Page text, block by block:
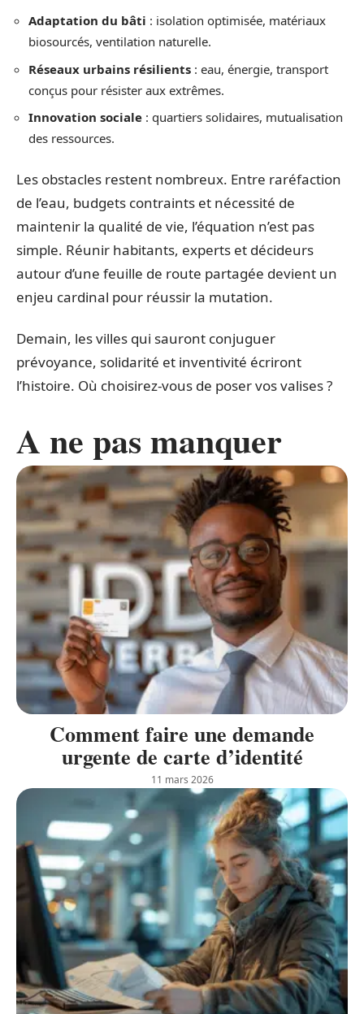
Adaptation du bâti : isolation optimisée, matériaux
biosourcés, ventilation naturelle.
Réseaux urbains résilients : eau, énergie, transport
conçus pour résister aux extrêmes.
Innovation sociale : quartiers solidaires, mutualisation
des ressources.
Les obstacles restent nombreux. Entre raréfaction
de l’eau, budgets contraints et nécessité de
maintenir la qualité de vie, l’équation n’est pas
simple. Réunir habitants, experts et décideurs
autour d’une feuille de route partagée devient un
enjeu cardinal pour réussir la mutation.
Demain, les villes qui sauront conjuguer
prévoyance, solidarité et inventivité écriront
l’histoire. Où choisirez-vous de poser vos valises ?
A ne pas manquer
Comment faire une demande
urgente de carte d’identité
11 mars 2026